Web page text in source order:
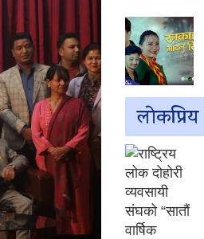
लाेकप्रिय